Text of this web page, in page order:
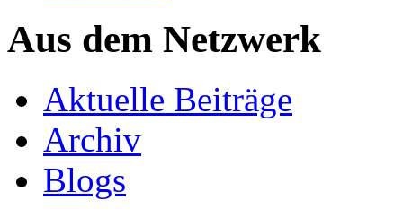
Aus dem Netzwerk
Aktuelle Beiträge
Archiv
Blogs